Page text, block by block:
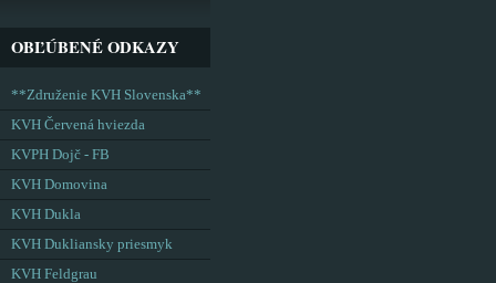
OBĽÚBENÉ ODKAZY
**Združenie KVH Slovenska**
KVH Červená hviezda
KVPH Dojč - FB
KVH Domovina
KVH Dukla
KVH Dukliansky priesmyk
KVH Feldgrau